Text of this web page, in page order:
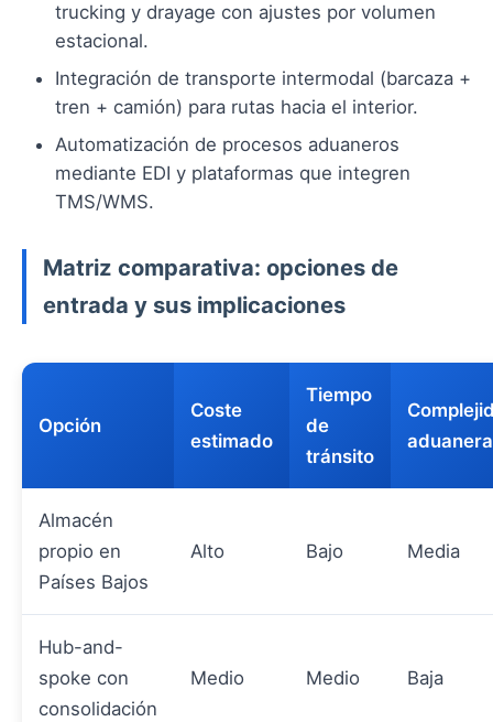
trucking y drayage con ajustes por volumen
estacional.
Integración de transporte intermodal (barcaza +
tren + camión) para rutas hacia el interior.
Automatización de procesos aduaneros
mediante EDI y plataformas que integren
TMS/WMS.
Matriz comparativa: opciones de
entrada y sus implicaciones
Opción
Coste
estimado
Tiempo
de
tránsito
aduanera
Almacén
propio en
Países Bajos
Alto Bajo Media
Hub-and-
spoke con
consolidación
Medio Medio Baja